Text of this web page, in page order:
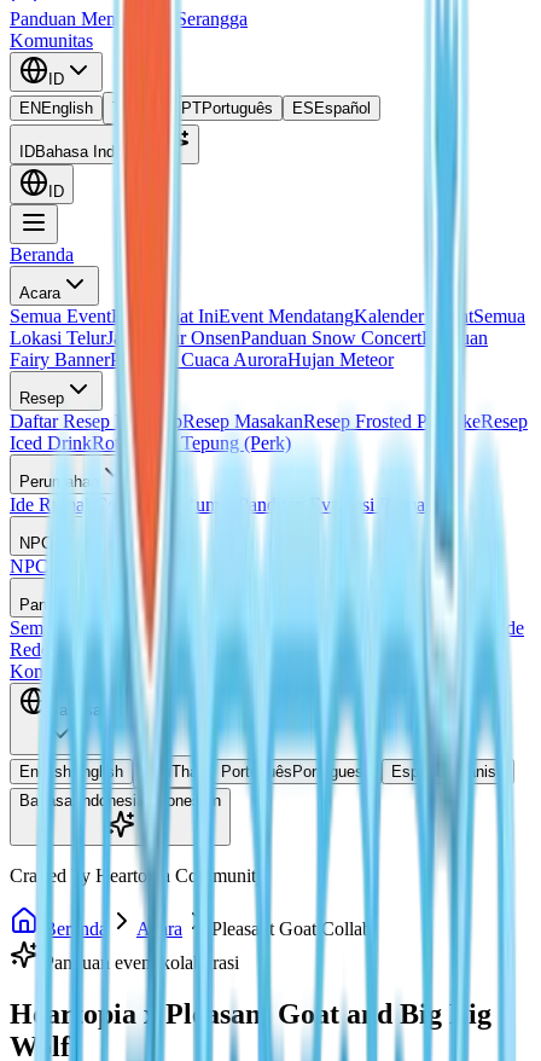
Panduan Menangkap Serangga
Komunitas
ID
EN English TH PTPortuguês ES Español
IDBahasa Indonesia
ID
Beranda
Acara
Semua EventEvent Saat IniEvent MendatangKalender EventSemua
Lokasi TelurJanji Telur OnsenPanduan Snow ConcertPanduan
Fairy BannerPanduan Cuaca AuroraHujan Meteor
Resep
Daftar Resep LengkapResep MasakanResep Frosted PancakeResep
Iced DrinkRoti Tanpa Tepung (Perk)
Perumahan
Ide Rumah Cetak Biru Rumah Panduan Evaluasi Rumah
NPC
NPC Di Mana Doris?
Panduan
Semua Panduan Panduan Memancing Indeks Resep
Kode
Redeem
Panduan Menangkap Serangga
Komunitas
Bahasa
English English ไทยThai Português Portuguese Español
Spanish
Bahasa Indonesia
Indonesian
Crafted by Heartopia Community
Beranda Acara
Pleasant Goat Collab
Panduan event kolaborasi
Heartopia x Pleasant Goat and Big Big
Wolf